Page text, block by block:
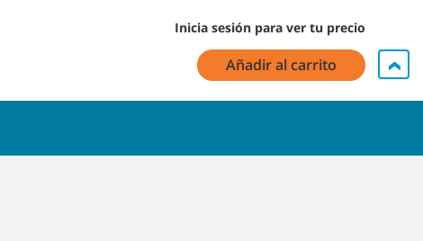
Inicia sesión para ver tu precio
Añadir al carrito